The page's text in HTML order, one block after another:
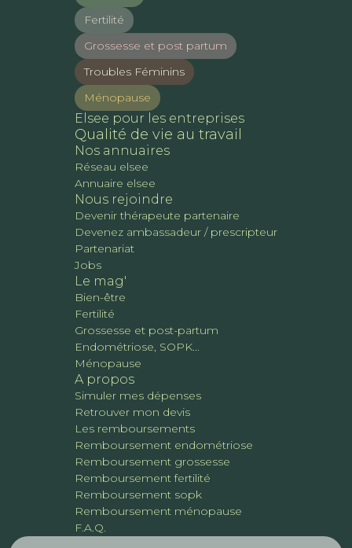
Fertilité
Grossesse et post partum
Troubles Féminins
Ménopause
Elsee pour les entreprises
Qualité de vie au travail
Nos annuaires
Réseau elsee
Annuaire elsee
Nous rejoindre
Devenir thérapeute partenaire
Devenez ambassadeur / prescripteur
Partenariat
Jobs
Le mag'
Bien-être
Fertilité
Grossesse et post-partum
Endométriose, SOPK...
Ménopause
A propos
Simuler mes dépenses
Retrouver mon devis
Les remboursements
Remboursement endométriose
Remboursement grossesse
Remboursement fertilité
Remboursement sopk
Remboursement ménopause
F.A.Q.